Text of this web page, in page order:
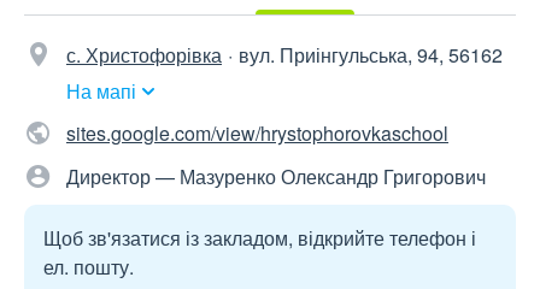
с. Христофорівка
вул. Приінгульська, 94, 56162
На мапі
sites.google.com/view/hrystophorovkaschool
Директор — Мазуренко Олександр Григорович
Щоб зв'язатися із закладом, відкрийте телефон і
ел. пошту.